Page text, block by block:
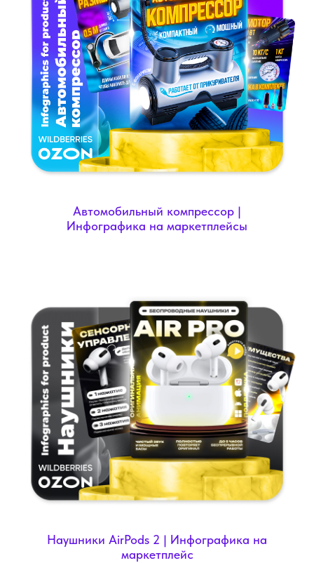
Автомобильный компрессор |
Инфографика на маркетплейсы
Наушники AirPods 2 | Инфографика на
маркетплейс